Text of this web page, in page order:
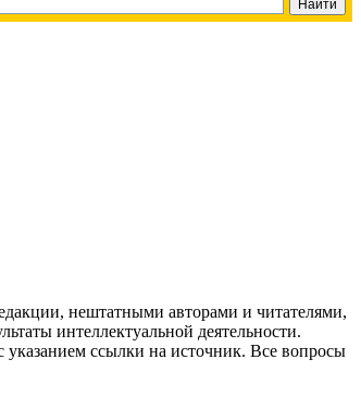
нештатными авторами и читателями,
интеллектуальной деятельности.
указанием ссылки на источник. Все вопросы